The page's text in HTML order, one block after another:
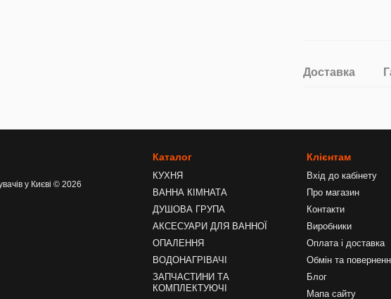
Доставка
у Києві © 2026
Каталог
КУХНЯ
ВАННА КІМНАТА
ДУШОВА ГРУПА
АКСЕСУАРИ ДЛЯ ВАННОЇ
ОПАЛЕННЯ
ВОДОНАГРІВАЧІ
ЗАПЧАСТИНИ ТА
КОМПЛЕКТУЮЧІ
Клієнтам
Вхід до кабінету
Про магазин
Контакти
Виробники
Оплата і доставка
Обмін та
Блог
Мапа сайту